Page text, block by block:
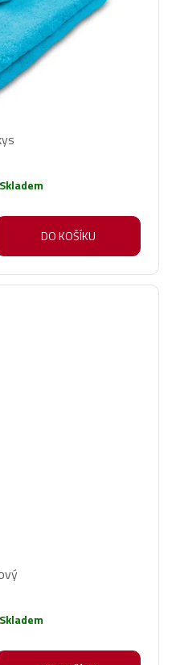
Skladem
DO KOŠÍKU
Skladem